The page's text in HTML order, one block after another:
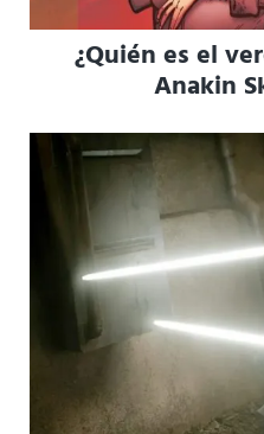
¿Quién es el
Anakin